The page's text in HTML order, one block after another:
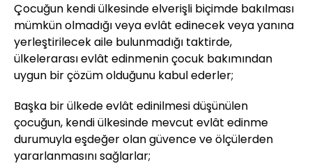
Çocuğun kendi ülkesinde elverişli biçimde bakılması
mümkün olmadığı veya evlât edinecek veya yanına
yerleştirilecek aile bulunmadığı taktirde,
ülkelerarası evlât edinmenin çocuk bakımından
uygun bir çözüm olduğunu kabul ederler;
Başka bir ülkede evlât edinilmesi düşünülen
çocuğun, kendi ülkesinde mevcut evlât edinme
durumuyla eşdeğer olan güvence ve ölçülerden
yararlanmasını sağlarlar;